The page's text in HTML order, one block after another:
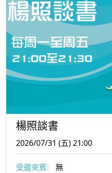
楊照談書
2026/07/31 (五) 21:00
受邀來賓:
無